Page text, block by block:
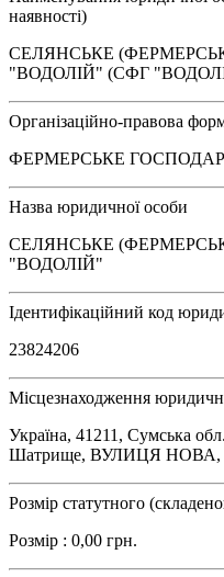
наявності)
СЕЛЯНСЬКЕ
"ВОДОЛІЙ" (СФГ
Організаційно-правова
ФЕРМЕРСЬКЕ
Назва юридичної особи
СЕЛЯНСЬКЕ
"ВОДОЛІЙ"
Ідентифікаційний код
23824206
Місцезнаходження
Україна, 41211, Сумська
Шатрище, ВУЛИЦЯ НОВА,
Розмір статутного
Розмір : 0,00 грн.